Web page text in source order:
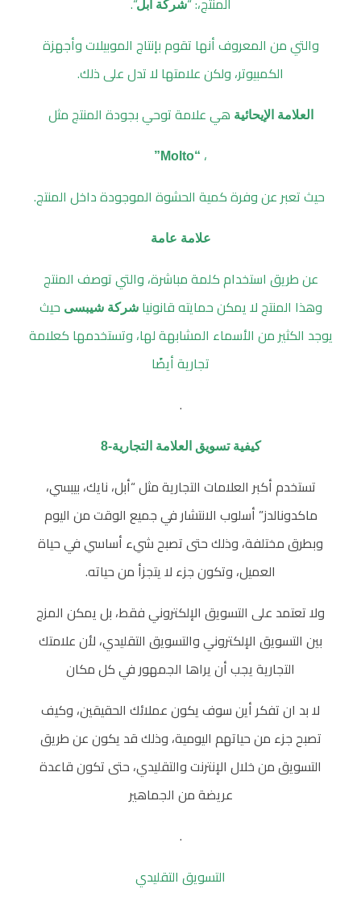
شركة أبل
والتي من المعروف أنها تقوم بإنتاج الموبيلات وأجهزة
الكمبيوتر، ولكن علامتها لا تدل على ذلك.
العلامة الإيحائية هي علامة توحي بجودة المنتج مثل
، “Molto”
حيث تعبر عن وفرة كمية الحشوة الموجودة داخل المنتج.
علامة عامة
عن طريق استخدام كلمة مباشرة، والتي توصف المنتج
وهذا المنتج لا يمكن حمايته قانونياشركة شيبسى حيث
يوجد الكثير من الأسماء المشابهة لها، وتستخدمها كعلامة
تجارية أيضًا
.
كيفية تسويق العلامة التجارية-8
تستخدم أكبر العلامات التجارية مثل “أبل، نايك، بيبسي،
ماكدونالدز” أسلوب الانتشار في جميع الوقت من اليوم
وبطرق مختلفة، وذلك حتى تصبح شيء أساسي في حياة
العميل، وتكون جزء لا يتجزأ من حياته.
ولا تعتمد على التسويق الإلكتروني فقط، بل يمكن المزج
بين التسويق الإلكتروني والتسويق التقليدي، لأن علامتك
التجارية يجب أن يراها الجمهور في كل مكان
لا بد ان تفكر أين سوف يكون عملائك الحقيقين، وكيف
تصبح جزء من حياتهم اليومية، وذلك قد يكون عن طريق
التسويق من خلال الإنترنت والتقليدي، حتى تكون قاعدة
عريضة من الجماهير
.
التسويق التقليدي